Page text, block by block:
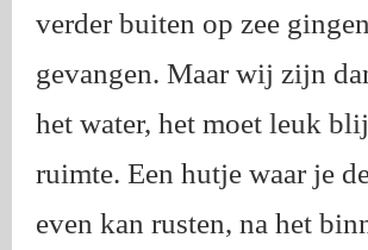
verder buiten op zee
gevangen. Maar wij zijn
het water, het moet leuk
ruimte. Een hutje waar je
even kan rusten, na het